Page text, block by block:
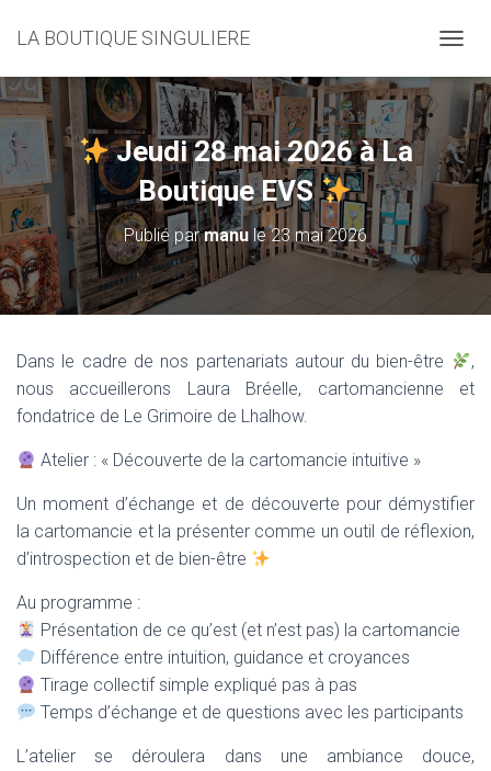
LA BOUTIQUE SINGULIERE
É
I
E
R
A
T
Jeudi 28 mai 2026 à La
Boutique EVS
Publié parmanu le23 mai 2026
Dans le cadre de nos partenariats autour du bien-être
,
nous accueillerons Laura Bréelle, cartomancienne et
fondatrice de Le Grimoire de Lhalhow.
Atelier : « Découverte de la cartomancie intuitive »
Un moment d’échange et de découverte pour démystifier
la cartomancie et la présenter comme un outil de réflexion,
d’introspection et de bien-être
Au programme :
Présentation de ce qu’est (et n’est pas) la cartomancie
Différence entre intuition, guidance et croyances
Tirage collectif simple expliqué pas à pas
Temps d’échange et de questions avec les participants
L’atelier se déroulera dans une ambiance douce,